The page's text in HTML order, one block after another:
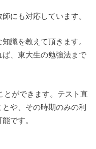
にも対応しています。
識を教えて頂きます。
、東大生の勉強法まで
とができます。テスト直
や、その時期のみの利
です。